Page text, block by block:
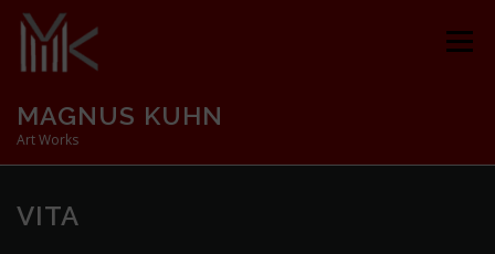
Zum
Inhalt
MAGNUS KUHN
Art Works
Menü
BLOG
VITA